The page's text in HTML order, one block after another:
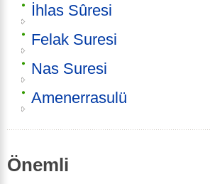
İhlas Sûresi
Felak Suresi
Nas Suresi
Amenerrasulü
Önemli